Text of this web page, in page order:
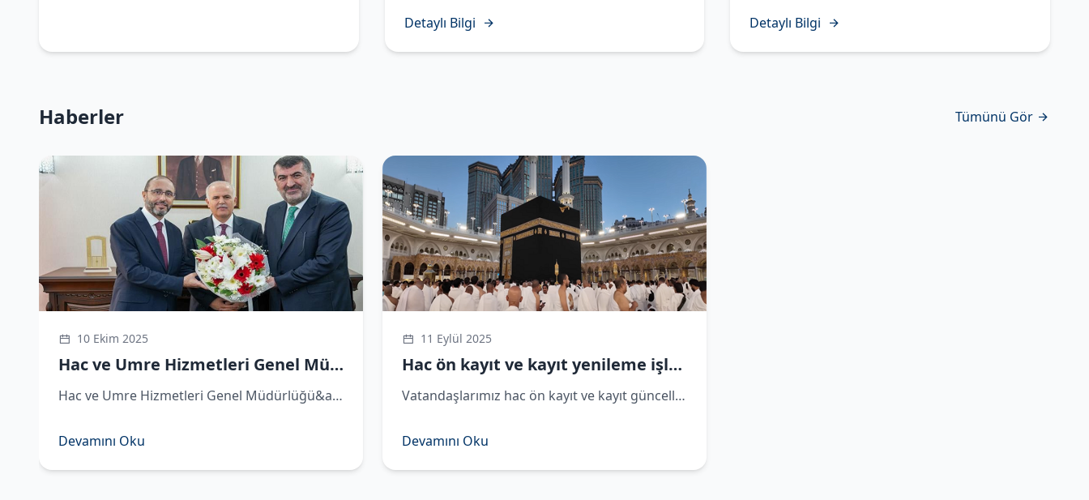
vatandaşlarımızla paylaşmaktayız. Bizleri
Umre yolculuğunuza dair doğru ve güncel
bilgilere kolaylıkla ulaşabilirsiniz.
Sosyal Medya Hesaplarımız
https://x.com/hacveumredib
https://www.instagram.com/hacveumredib
https://www.facebook.com/hacveumredib
https://sosyal.teknofest.app/@hacveumredib
https://www.youtube.com/@hacveumredib
Hac ve Umre ibadetlerine en doğru şekilde
hazırlanmalarını desteklemekteyiz. Kanalımızı
Detaylı Bilgi
sesli, görüntülü ve işaret diliyle hazırlanarak
vatandaşlarımızın istifadesine sunuldu.
Detaylı Bilgi
Haberler Tümünü Gör
10 Ekim 2025
Hac ve Umre Hizmetleri Genel Müdürü Demirhan göreve başladı
Hac ve Umre Hizmetleri Genel Müdürlüğü&amp;#039;ne atanan Hüseyin Demirhan görevi Remzi Bircan&amp;#039;dan devraldı. ​Hac ve Umre Hizmetleri Genel Müdürlüğü&amp;#039;ne atanan Hüseyin Demirhan, Diyanet İşleri Başkanlığı&amp;#039;nda d
Devamını Oku
11 Eylül 2025
Hac ön kayıt ve kayıt yenileme işlemleri devam ediyor
​Vatandaşlarımız hac ön kayıt ve kayıt güncelleme işlemlerini, 5 Eylül 2025 tarihine kadar e-Devlet üzerinden yapabilecekler.
Devamını Oku